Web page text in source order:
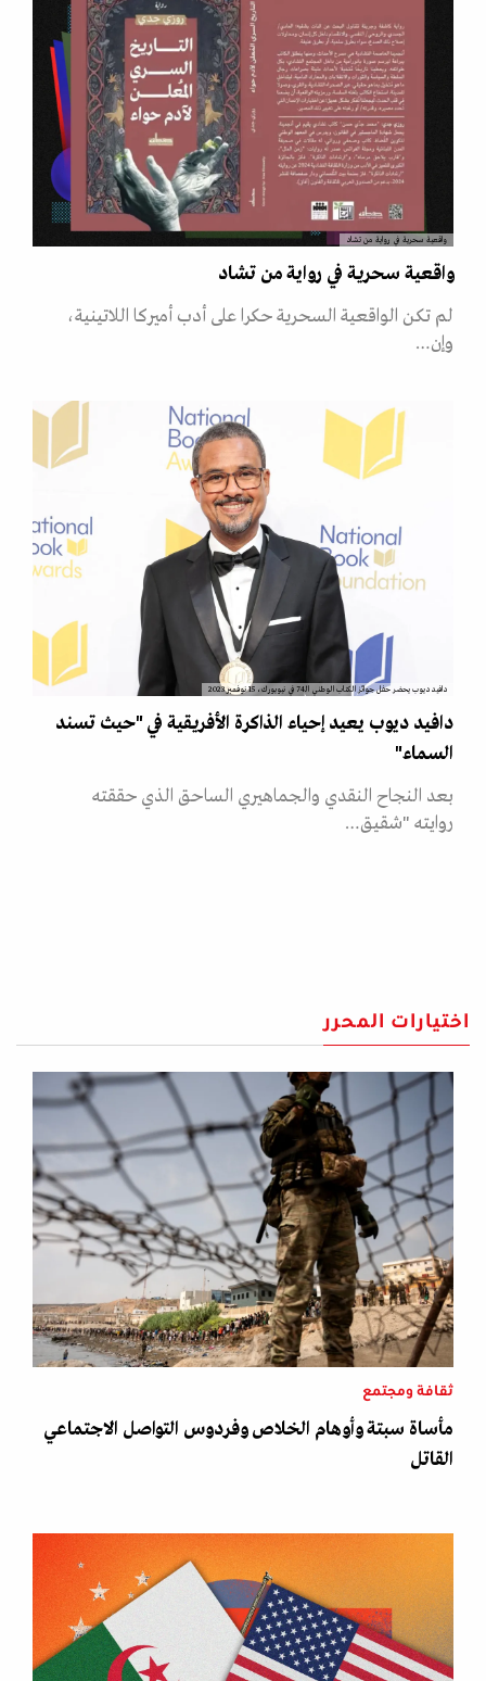
واقعية سحرية في رواية من تشاد
واقعية سحرية في رواية من تشاد
لم تكن الواقعية السحرية حكرا على أدب أميركا اللاتينية،
وإن…
دافيد ديوب يحضر حفل جوائز الكتاب الوطني الـ74 في نيويورك، 15 نوفمبر 2023
دافيد ديوب يعيد إحياء الذاكرة الأفريقية في "حيث تسند
السماء"
بعد النجاح النقدي والجماهيري الساحق الذي حققته
روايته "شقيق…
اختيارات المحرر
ثقافة ومجتمع
مأساة سبتة وأوهام الخلاص وفردوس التواصل الاجتماعي
القاتل